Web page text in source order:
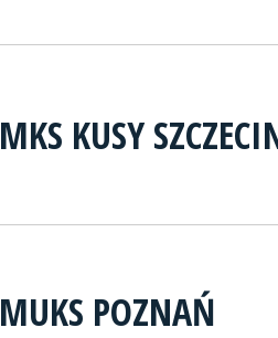
MKS KUSY
MUKS POZNAŃ